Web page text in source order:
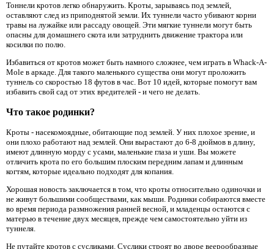
Тоннели кротов легко обнаружить. Кроты, зарываясь под землей,
оставляют след из приподнятой земли. Их туннели часто убивают корни
травы на лужайке или рассаду овощей. Эти мягкие туннели могут быть
опасны для домашнего скота или затруднить движение трактора или
косилки по полю.
Избавиться от кротов может быть намного сложнее, чем играть в Whack-A-
Mole в аркаде. Для такого маленького существа они могут проложить
туннель со скоростью 18 футов в час. Вот 10 идей, которые помогут вам
избавить свой сад от этих вредителей - и чего не делать.
Что такое родинки?
Кроты - насекомоядные, обитающие под землей. У них плохое зрение, и
они плохо работают над землей. Они вырастают до 6-8 дюймов в длину,
имеют длинную морду с усами, маленькие глаза и уши. Вы можете
отличить крота по его большим плоским передним лапам и длинным
когтям, которые идеально подходят для копания.
Хорошая новость заключается в том, что кроты относительно одиночки и
не живут большими сообществами, как мыши. Родинки собираются вместе
во время периода размножения ранней весной, и младенцы остаются с
матерью в течение двух месяцев, прежде чем самостоятельно уйти из
туннеля.
Не путайте кротов с сусликами. Суслики строят во дворе веерообразные